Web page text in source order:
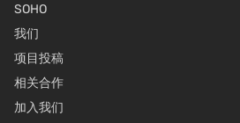
SOHO
我们
项目投稿
相关合作
加入我们